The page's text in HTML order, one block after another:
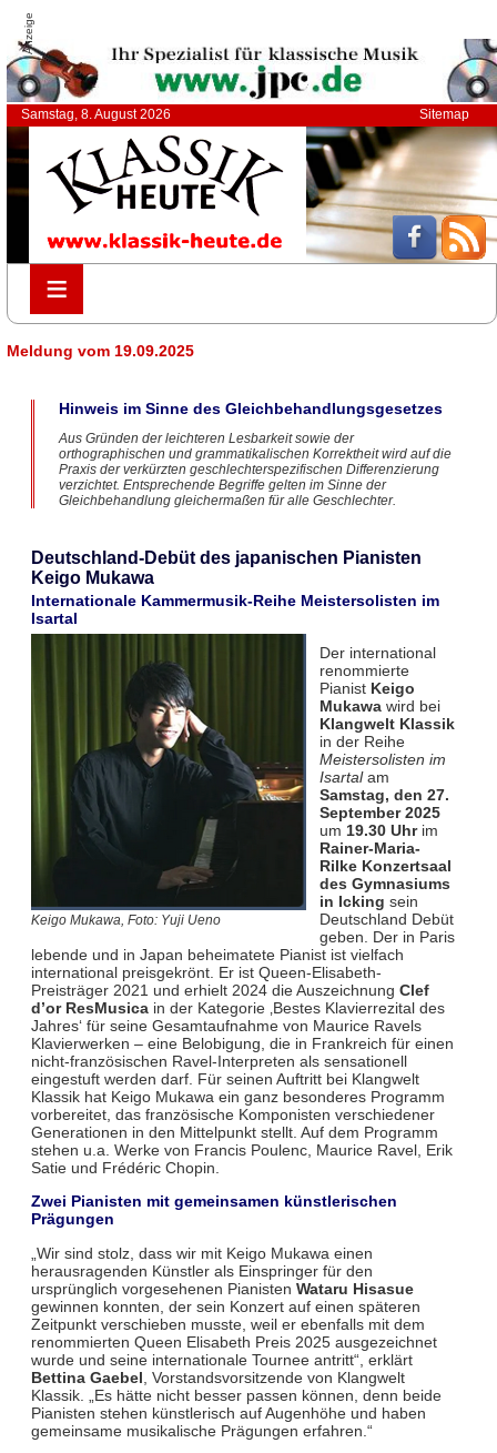
Anzeige
Samstag, 8. August 2026 Sitemap
≡
≡
Meldung vom 19.09.2025
Hinweis im Sinne des Gleichbehandlungsgesetzes
Aus Gründen der leichteren Lesbarkeit sowie der
orthographischen und grammatikalischen Korrektheit wird auf die
Praxis der verkürzten geschlechterspezifischen Differenzierung
verzichtet. Entsprechende Begriffe gelten im Sinne der
Gleichbehandlung gleichermaßen für alle Geschlechter.
Deutschland-Debüt des japanischen Pianisten
Keigo Mukawa
Internationale Kammermusik-Reihe Meistersolisten im
Isartal
Keigo Mukawa, Foto: Yuji Ueno
Der international
renommierte
Pianist Keigo
Mukawawird bei
Klangwelt Klassik
in der Reihe
Meistersolisten im
Isartalam
Samstag, den 27.
September 2025
um 19.30 Uhrim
Rainer-Maria-
Rilke Konzertsaal
des Gymnasiums
in Icking sein
Deutschland Debüt
geben. Der in Paris
lebende und in Japan beheimatete Pianist ist vielfach
international preisgekrönt. Er ist Queen-Elisabeth-
Preisträger 2021 und erhielt 2024 die Auszeichnung Clef
d’or ResMusicain der Kategorie ‚Bestes Klavierrezital des
Jahres‘ für seine Gesamtaufnahme von Maurice Ravels
Klavierwerken – eine Belobigung, die in Frankreich für einen
nicht-französischen Ravel-Interpreten als sensationell
eingestuft werden darf. Für seinen Auftritt bei Klangwelt
Klassik hat Keigo Mukawa ein ganz besonderes Programm
vorbereitet, das französische Komponisten verschiedener
Generationen in den Mittelpunkt stellt. Auf dem Programm
stehen u.a. Werke von Francis Poulenc, Maurice Ravel, Erik
Satie und Frédéric Chopin.
Zwei Pianisten mit gemeinsamen künstlerischen
Prägungen
„Wir sind stolz, dass wir mit Keigo Mukawa einen
herausragenden Künstler als Einspringer für den
ursprünglich vorgesehenen Pianisten Wataru Hisasue
gewinnen konnten, der sein Konzert auf einen späteren
Zeitpunkt verschieben musste, weil er ebenfalls mit dem
renommierten Queen Elisabeth Preis 2025 ausgezeichnet
wurde und seine internationale Tournee antritt“, erklärt
Bettina Gaebel , Vorstandsvorsitzende von Klangwelt
Klassik. „Es hätte nicht besser passen können, denn beide
Pianisten stehen künstlerisch auf Augenhöhe und haben
gemeinsame musikalische Prägungen erfahren.“